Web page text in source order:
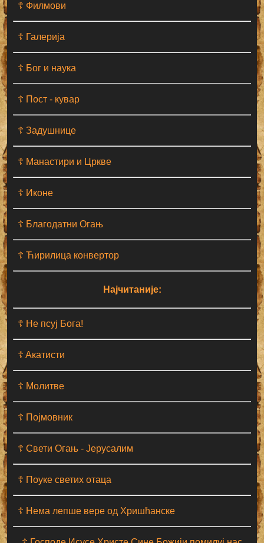
☦ Филмови
☦ Галерија
☦ Бог и наука
☦ Пост - кувар
☦ Задушнице
☦ Манастири и Цркве
☦ Иконе
☦ Благодатни Огањ
☦ Ћирилица конвертор
Најчитаније:
☦ Не псуј Бога!
☦ Aкатисти
☦ Молитве
☦ Појмовник
☦ Свети Огањ - Јерусалим
☦ Поуке светих отаца
☦ Нема лепше вере од Хришћанске